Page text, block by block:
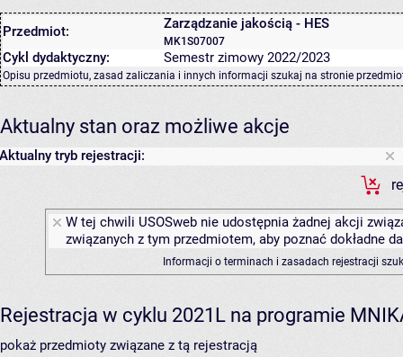
Przedmiot: Zarządzanie jakością - HES
MK1S07007
Cykl dydaktyczny: Semestr zimowy 2022/2023
Opisu przedmiotu, zasad zaliczania i innych informacji szukaj na stronie
Aktualny stan oraz możliwe akcje
Aktualny tryb rejestracji:
W tej chwili USOSweb nie udostępnia żadnej akcji
związanych z tym przedmiotem, aby poznać dokładne
Informacji o terminach i zasadach rejestracji
Rejestracja w cyklu 2021L na programie
pokaż przedmioty związane z tą rejestracją